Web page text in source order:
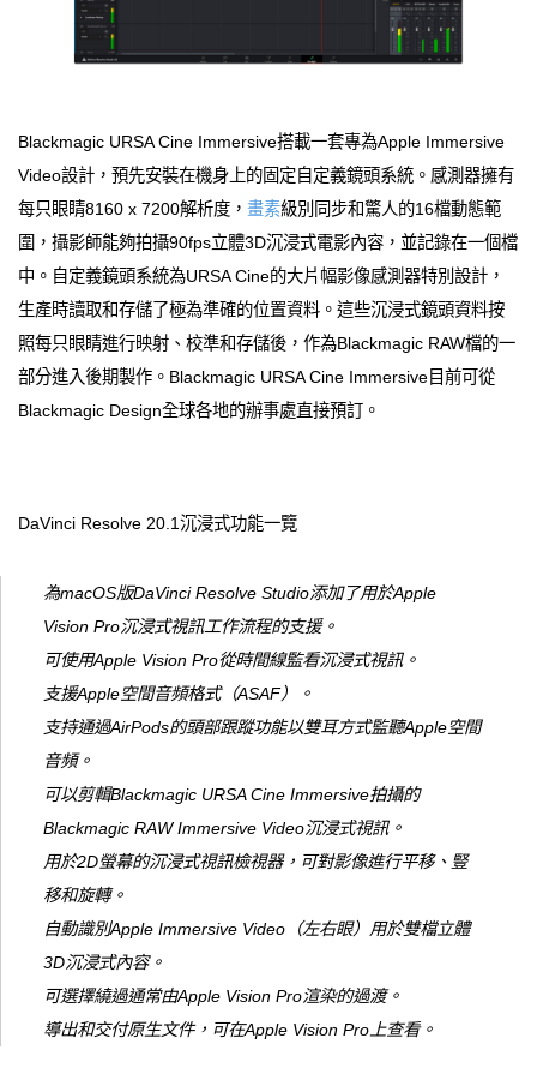
Blackmagic URSA Cine Immersive搭載一套專為Apple Immersive
Video設計，預先安裝在機身上的固定自定義鏡頭系統。感測器擁有
每只眼睛8160 x 7200解析度， 畫素級別同步和驚人的16檔動態範
圍，攝影師能夠拍攝90fps立體3D沉浸式電影內容，並記錄在一個檔
中。自定義鏡頭系統為URSA Cine的大片幅影像感測器特別設計，
生產時讀取和存儲了極為準確的位置資料。這些沉浸式鏡頭資料按
照每只眼睛進行映射、校準和存儲後，作為Blackmagic RAW檔的一
部分進入後期製作。Blackmagic URSA Cine Immersive目前可從
Blackmagic Design全球各地的辦事處直接預訂。
DaVinci Resolve 20.1沉浸式功能一覽
為macOS版DaVinci Resolve Studio添加了用於Apple
Vision Pro沉浸式視訊工作流程的支援。
可使用Apple Vision Pro從時間線監看沉浸式視訊。
支援Apple空間音頻格式（ASAF）。
支持通過AirPods的頭部跟蹤功能以雙耳方式監聽Apple空間
音頻。
可以剪輯Blackmagic URSA Cine Immersive拍攝的
Blackmagic RAW Immersive Video沉浸式視訊。
用於2D螢幕的沉浸式視訊檢視器，可對影像進行平移、豎
移和旋轉。
自動識別Apple Immersive Video（左右眼）用於雙檔立體
3D沉浸式內容。
可選擇繞過通常由Apple Vision Pro渲染的過渡。
導出和交付原生文件，可在Apple Vision Pro上查看。